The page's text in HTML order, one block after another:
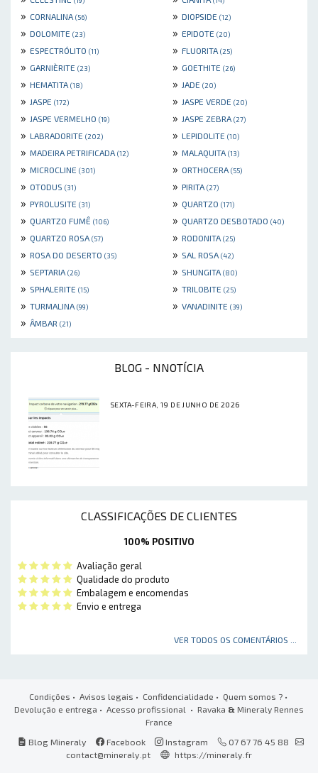
» CORNALINA (56) » DIOPSIDE (12)
» DOLOMITE (23) » EPIDOTE (20)
» ESPECTRÓLITO (11) » FLUORITA (25)
» GARNIÈRITE (23) » GOETHITE (26)
» HEMATITA (18) » JADE (20)
» JASPE (172) » JASPE VERDE (20)
» JASPE VERMELHO (19) » JASPE ZEBRA (27)
» LABRADORITE (202) » LEPIDOLITE (10)
» MADEIRA PETRIFICADA (12) » MALAQUITA (13)
» MICROCLINE (301) » ORTHOCERA (55)
» OTODUS (31) » PIRITA (27)
» PYROLUSITE (31) » QUARTZO (171)
» QUARTZO FUMÊ (106) » QUARTZO DESBOTADO (40)
» QUARTZO ROSA (57) » RODONITA (25)
» ROSA DO DESERTO (35) » SAL ROSA (42)
» SEPTARIA (26) » SHUNGITA (80)
» SPHALERITE (15) » TRILOBITE (25)
» TURMALINA (99) » VANADINITE (39)
» ÂMBAR (21)
BLOG - NNOTÍCIA
SEXTA-FEIRA, 19 DE JUNHO DE 2026
CLASSIFICAÇÕES DE CLIENTES
100% POSITIVO
Avaliação geral
Qualidade do produto
Embalagem e encomendas
Envio e entrega
VER TODOS OS COMENTÁRIOS ...
Condições • Avisos legais • Confidencialidade • Quem somos ?•
Devolução e entrega • Acesso profissional • Ravaka & Mineraly Rennes
France
Blog Mineraly
Facebook Instagram
07 67 76 45 88
contact@mineraly.pt
https://mineraly.fr